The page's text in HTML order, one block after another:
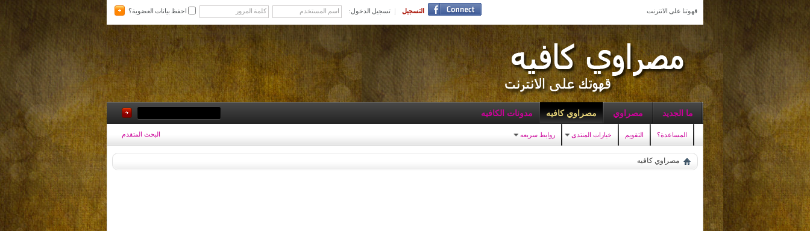
قهوتنا على الانترنت التسجيل تسجيل الدخول: احفظ بيانات العضوية؟
ما الجديد مصراوي مصراوي كافيه
المساعدة؟ التقويم خيارات المنتدى روابط سريعه
مدونات الكافيه
البحث المتقدم
مصراوي كافيه